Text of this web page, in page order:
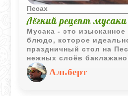
Песах
Лёгкий рецепт
Мусака - это изысканное
блюдо, которое
праздничный стол на
нежных слоёв
мясного фарша, мацы и
томатной основы делает
только вкусным, но и
Альберт